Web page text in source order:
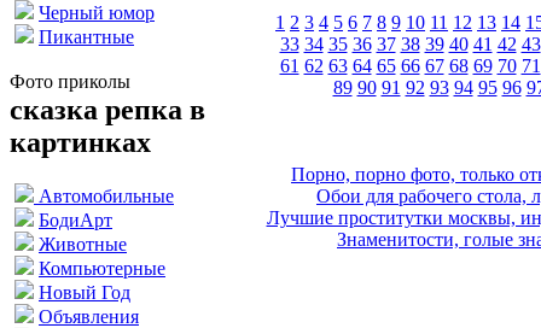
Черный юмор
Пикантные
Фото приколы
сказка репка в
картинках
Автомобильные
БодиАрт
Животные
Компьютерные
Новый Год
Объявления
1 2 3 4 5 6 7 8 9 10 11 12 13 14
33 34 35 36 37 38 39 40 41 42 43
61 62 63 64 65 66 67 68 69 70 71
89 90 91 92 93 94 95 96
Порно, порно фото, только
Обои для рабочего стола,
Лучшие проститутки москвы,
Знаменитости, голые